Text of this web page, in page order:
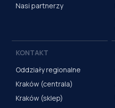
Nasi partnerzy
KONTAKT
Oddziały regionalne
Kraków (centrala)
Kraków (sklep)